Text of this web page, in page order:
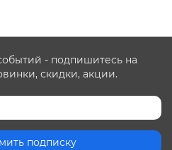
- подпишитесь на
скидки, акции.
подписку